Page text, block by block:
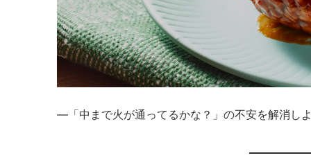
—「中まで火が通ってるかな？」の不安を解消し